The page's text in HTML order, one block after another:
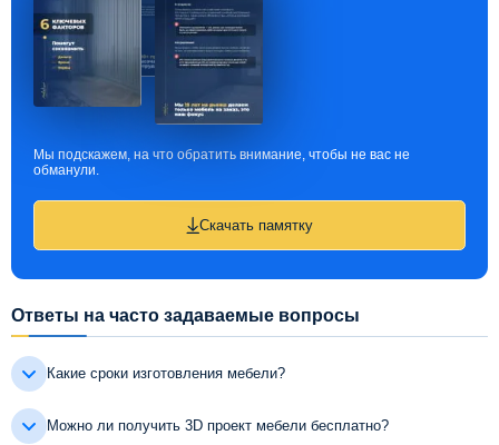
Мы подскажем, на что обратить внимание, чтобы не вас не
обманули.
Скачать памятку
Ответы на часто задаваемые вопросы
Какие сроки изготовления мебели?
Можно ли получить 3D проект мебели бесплатно?